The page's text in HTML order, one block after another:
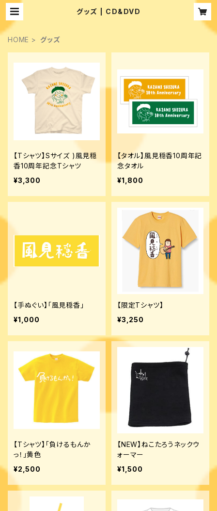
グッズ | CD&DVD
HOME グッズ
【Tシャツ】Sサイズ )風見穏
香10周年記念Tシャツ
¥3,300
【タオル】風見穏香10周年記
念タオル
¥1,800
【手ぬぐい】「風見穏香」
¥1,000
【限定Tシャツ】
¥3,250
【Tシャツ】「負けるもんか
っ！」黄色
¥2,500
【NEW】ねこたろうネックウ
ォーマー
¥1,500